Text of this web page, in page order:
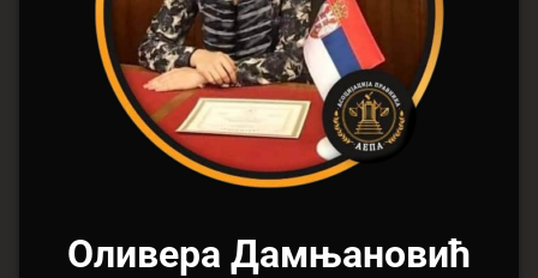
Оливера Дамњановић